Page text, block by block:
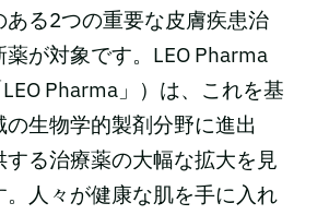
ある2つの重要な皮膚疾患治
が対象です。LEO Pharma
Pharma」）は、これを基
の生物学的製剤分野に進出
する治療薬の大幅な拡大を見
。人々が健康な肌を手に入れ